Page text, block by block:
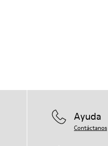
Ayuda
Contáctanos